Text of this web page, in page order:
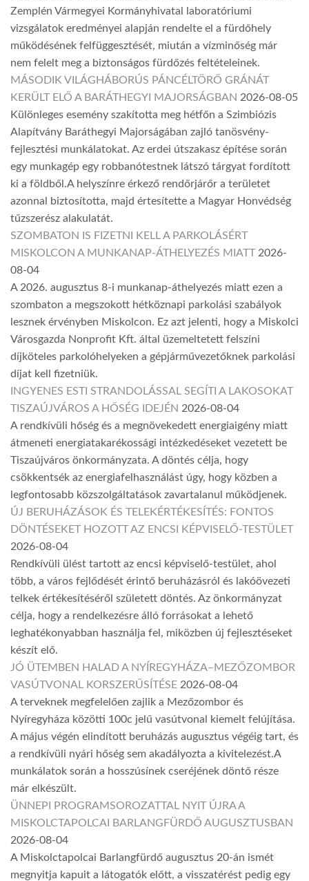
Zemplén Vármegyei Kormányhivatal laboratóriumi
vizsgálatok eredményei alapján rendelte el a fürdőhely
működésének felfüggesztését, miután a vízminőség már
nem felelt meg a biztonságos fürdőzés feltételeinek.
MÁSODIK VILÁGHÁBORÚS PÁNCÉLTÖRŐ GRÁNÁT
KERÜLT ELŐ A BARÁTHEGYI MAJORSÁGBAN 2026-08-05
Különleges esemény szakította meg hétfőn a Szimbiózis
Alapítvány Baráthegyi Majorságában zajló tanösvény-
fejlesztési munkálatokat. Az erdei útszakasz építése során
egy munkagép egy robbanótestnek látszó tárgyat fordított
ki a földből.A helyszínre érkező rendőrjárőr a területet
azonnal biztosította, majd értesítette a Magyar Honvédség
tűzszerész alakulatát.
SZOMBATON IS FIZETNI KELL A PARKOLÁSÉRT
MISKOLCON A MUNKANAP-ÁTHELYEZÉS MIATT 2026-
08-04
A 2026. augusztus 8-i munkanap-áthelyezés miatt ezen a
szombaton a megszokott hétköznapi parkolási szabályok
lesznek érvényben Miskolcon. Ez azt jelenti, hogy a Miskolci
Városgazda Nonprofit Kft. által üzemeltetett felszíni
díjköteles parkolóhelyeken a gépjárművezetőknek parkolási
díjat kell fizetniük.
INGYENES ESTI STRANDOLÁSSAL SEGÍTI A LAKOSOKAT
TISZAÚJVÁROS A HŐSÉG IDEJÉN 2026-08-04
A rendkívüli hőség és a megnövekedett energiaigény miatt
átmeneti energiatakarékossági intézkedéseket vezetett be
Tiszaújváros önkormányzata. A döntés célja, hogy
csökkentsék az energiafelhasználást úgy, hogy közben a
legfontosabb közszolgáltatások zavartalanul működjenek.
ÚJ BERUHÁZÁSOK ÉS TELEKÉRTÉKESÍTÉS: FONTOS
DÖNTÉSEKET HOZOTT AZ ENCSI KÉPVISELŐ-TESTÜLET
2026-08-04
Rendkívüli ülést tartott az encsi képviselő-testület, ahol
több, a város fejlődését érintő beruházásról és lakóövezeti
telkek értékesítéséről született döntés. Az önkormányzat
célja, hogy a rendelkezésre álló forrásokat a lehető
leghatékonyabban használja fel, miközben új fejlesztéseket
készít elő.
JÓ ÜTEMBEN HALAD A NYÍREGYHÁZA–MEZŐZOMBOR
VASÚTVONAL KORSZERŰSÍTÉSE 2026-08-04
A terveknek megfelelően zajlik a Mezőzombor és
Nyíregyháza közötti 100c jelű vasútvonal kiemelt felújítása.
A május végén elindított beruházás augusztus végéig tart, és
a rendkívüli nyári hőség sem akadályozta a kivitelezést.A
munkálatok során a hosszúsínek cseréjének döntő része
már elkészült.
ÜNNEPI PROGRAMSOROZATTAL NYIT ÚJRA A
MISKOLCTAPOLCAI BARLANGFÜRDŐ AUGUSZTUSBAN
2026-08-04
A Miskolctapolcai Barlangfürdő augusztus 20-án ismét
megnyitja kapuit a látogatók előtt, a visszatérést pedig egy